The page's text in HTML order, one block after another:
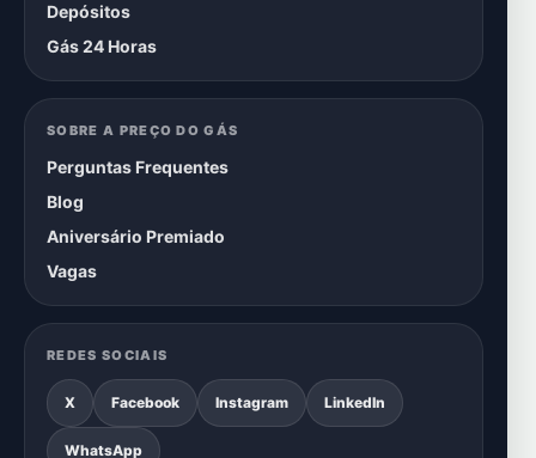
Depósitos
Gás 24 Horas
SOBRE A PREÇO DO GÁS
Perguntas Frequentes
Blog
Aniversário Premiado
Vagas
REDES SOCIAIS
X Facebook Instagram LinkedIn
WhatsApp